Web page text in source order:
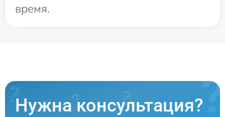
время.
Нужна консультация?